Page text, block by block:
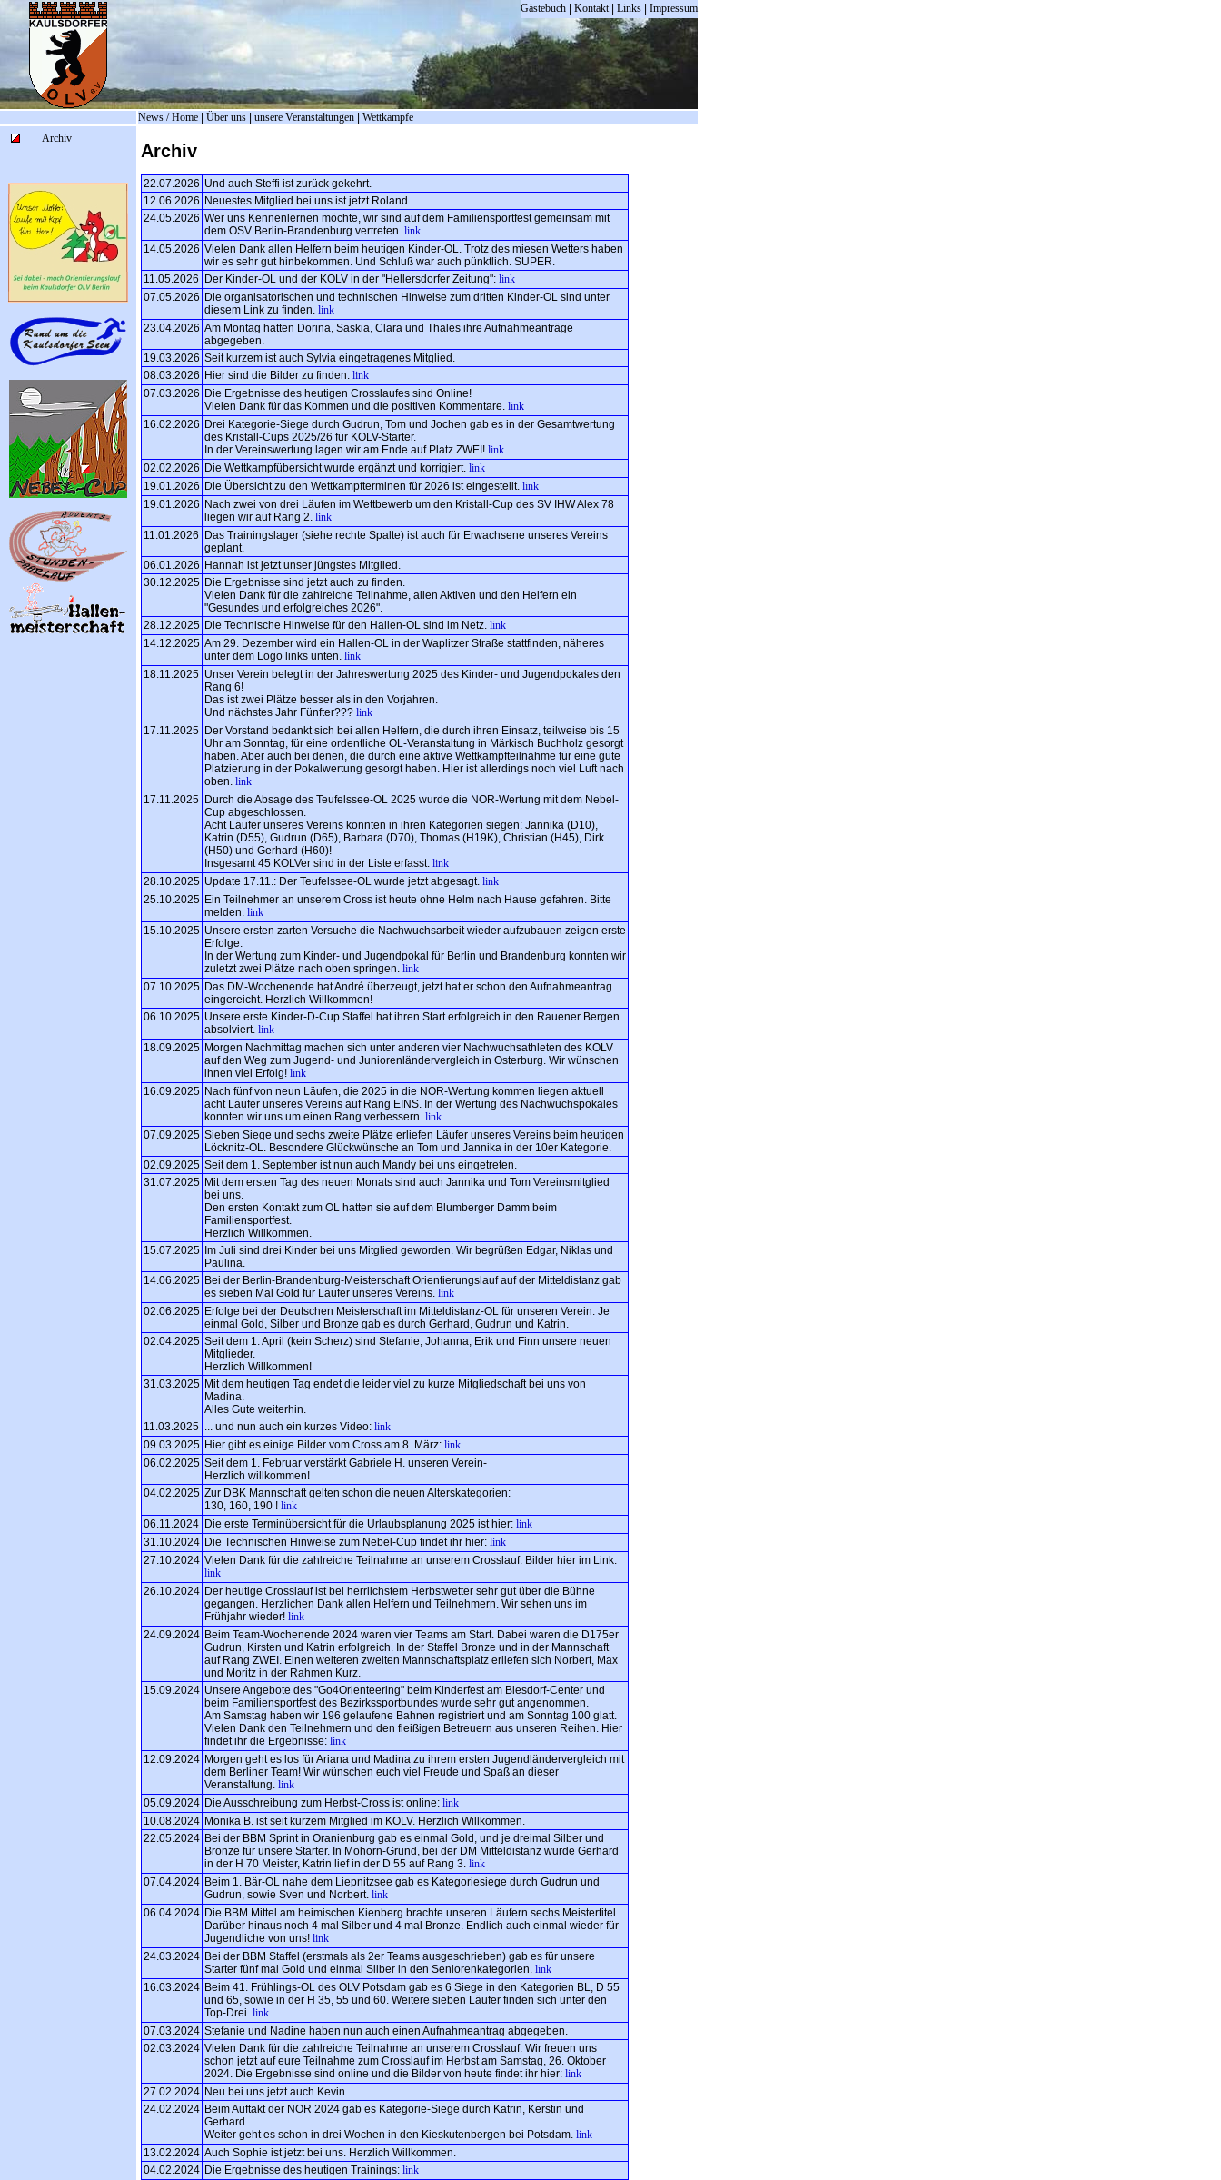
Gästebuch Kontakt| Links Impressum
News / Home Über uns unsere Veranstaltungen
Wettkämpfe
Archiv
Archiv
22.07.2026 Und auch Steffi ist zurück gekehrt.
12.06.2026 Neuestes Mitglied bei uns ist jetzt Roland.
24.05.2026 Wer uns Kennenlernen möchte, wir sind auf dem Familiensportfest gemeinsam mit
dem OSV Berlin-Brandenburg vertreten. link
14.05.2026 Vielen Dank allen Helfern beim heutigen Kinder-OL. Trotz des miesen Wetters haben
wir es sehr gut hinbekommen. Und Schluß war auch pünktlich. SUPER.
11.05.2026 Der Kinder-OL und der KOLV in der "Hellersdorfer Zeitung": link
07.05.2026 Die organisatorischen und technischen Hinweise zum dritten Kinder-OL sind unter
diesem Link zu finden. link
23.04.2026 Am Montag hatten Dorina, Saskia, Clara und Thales ihre Aufnahmeanträge
abgegeben.
19.03.2026 Seit kurzem ist auch Sylvia eingetragenes Mitglied.
08.03.2026 Hier sind die Bilder zu finden. link
07.03.2026 Die Ergebnisse des heutigen Crosslaufes sind Online!
Vielen Dank für das Kommen und die positiven Kommentare. link
16.02.2026 Drei Kategorie-Siege durch Gudrun, Tom und Jochen gab es in der Gesamtwertung
des Kristall-Cups 2025/26 für KOLV-Starter.
In der Vereinswertung lagen wir am Ende auf Platz ZWEI! link
02.02.2026 Die Wettkampfübersicht wurde ergänzt und korrigiert. link
19.01.2026 Die Übersicht zu den Wettkampfterminen für 2026 ist eingestellt. link
19.01.2026 Nach zwei von drei Läufen im Wettbewerb um den Kristall-Cup des SV IHW Alex 78
liegen wir auf Rang 2. link
11.01.2026 Das Trainingslager (siehe rechte Spalte) ist auch für Erwachsene unseres Vereins
geplant.
06.01.2026 Hannah ist jetzt unser jüngstes Mitglied.
30.12.2025 Die Ergebnisse sind jetzt auch zu finden.
Vielen Dank für die zahlreiche Teilnahme, allen Aktiven und den Helfern ein
"Gesundes und erfolgreiches 2026".
28.12.2025 Die Technische Hinweise für den Hallen-OL sind im Netz. link
14.12.2025 Am 29. Dezember wird ein Hallen-OL in der Waplitzer Straße stattfinden, näheres
unter dem Logo links unten. link
18.11.2025 Unser Verein belegt in der Jahreswertung 2025 des Kinder- und Jugendpokales den
Rang 6!
Das ist zwei Plätze besser als in den Vorjahren.
Und nächstes Jahr Fünfter??? link
17.11.2025 Der Vorstand bedankt sich bei allen Helfern, die durch ihren Einsatz, teilweise bis 15
Uhr am Sonntag, für eine ordentliche OL-Veranstaltung in Märkisch Buchholz gesorgt
haben. Aber auch bei denen, die durch eine aktive Wettkampfteilnahme für eine gute
Platzierung in der Pokalwertung gesorgt haben. Hier ist allerdings noch viel Luft nach
oben. link
17.11.2025 Durch die Absage des Teufelssee-OL 2025 wurde die NOR-Wertung mit dem Nebel-
Cup abgeschlossen.
Acht Läufer unseres Vereins konnten in ihren Kategorien siegen: Jannika (D10),
Katrin (D55), Gudrun (D65), Barbara (D70), Thomas (H19K), Christian (H45), Dirk
(H50) und Gerhard (H60)!
Insgesamt 45 KOLVer sind in der Liste erfasst. link
28.10.2025 Update 17.11.: Der Teufelssee-OL wurde jetzt abgesagt. link
25.10.2025 Ein Teilnehmer an unserem Cross ist heute ohne Helm nach Hause gefahren. Bitte
melden. link
15.10.2025 Unsere ersten zarten Versuche die Nachwuchsarbeit wieder aufzubauen zeigen erste
Erfolge.
In der Wertung zum Kinder- und Jugendpokal für Berlin und Brandenburg konnten wir
zuletzt zwei Plätze nach oben springen. link
07.10.2025 Das DM-Wochenende hat André überzeugt, jetzt hat er schon den Aufnahmeantrag
eingereicht. Herzlich Willkommen!
06.10.2025 Unsere erste Kinder-D-Cup Staffel hat ihren Start erfolgreich in den Rauener Bergen
absolviert. link
18.09.2025 Morgen Nachmittag machen sich unter anderen vier Nachwuchsathleten des KOLV
auf den Weg zum Jugend- und Juniorenländervergleich in Osterburg. Wir wünschen
ihnen viel Erfolg! link
16.09.2025 Nach fünf von neun Läufen, die 2025 in die NOR-Wertung kommen liegen aktuell
acht Läufer unseres Vereins auf Rang EINS. In der Wertung des Nachwuchspokales
konnten wir uns um einen Rang verbessern. link
07.09.2025 Sieben Siege und sechs zweite Plätze erliefen Läufer unseres Vereins beim heutigen
Löcknitz-OL. Besondere Glückwünsche an Tom und Jannika in der 10er Kategorie.
02.09.2025 Seit dem 1. September ist nun auch Mandy bei uns eingetreten.
31.07.2025 Mit dem ersten Tag des neuen Monats sind auch Jannika und Tom Vereinsmitglied
bei uns.
Den ersten Kontakt zum OL hatten sie auf dem Blumberger Damm beim
Familiensportfest.
Herzlich Willkommen.
15.07.2025 Im Juli sind drei Kinder bei uns Mitglied geworden. Wir begrüßen Edgar, Niklas und
Paulina.
14.06.2025 Bei der Berlin-Brandenburg-Meisterschaft Orientierungslauf auf der Mitteldistanz gab
es sieben Mal Gold für Läufer unseres Vereins. link
02.06.2025 Erfolge bei der Deutschen Meisterschaft im Mitteldistanz-OL für unseren Verein. Je
einmal Gold, Silber und Bronze gab es durch Gerhard, Gudrun und Katrin.
02.04.2025 Seit dem 1. April (kein Scherz) sind Stefanie, Johanna, Erik und Finn unsere neuen
Mitglieder.
Herzlich Willkommen!
31.03.2025 Mit dem heutigen Tag endet die leider viel zu kurze Mitgliedschaft bei uns von
Madina.
Alles Gute weiterhin.
11.03.2025
... und nun auch ein kurzes Video: link
09.03.2025 Hier gibt es einige Bilder vom Cross am 8. März: link
06.02.2025 Seit dem 1. Februar verstärkt Gabriele H. unseren Verein-
Herzlich willkommen!
04.02.2025 Zur DBK Mannschaft gelten schon die neuen Alterskategorien:
130, 160, 190 ! link
06.11.2024 Die erste Terminübersicht für die Urlaubsplanung 2025 ist hier: link
31.10.2024 Die Technischen Hinweise zum Nebel-Cup findet ihr hier: link
27.10.2024 Vielen Dank für die zahlreiche Teilnahme an unserem Crosslauf. Bilder hier im Link.
link
26.10.2024 Der heutige Crosslauf ist bei herrlichstem Herbstwetter sehr gut über die Bühne
gegangen. Herzlichen Dank allen Helfern und Teilnehmern. Wir sehen uns im
Frühjahr wieder! link
24.09.2024 Beim Team-Wochenende 2024 waren vier Teams am Start. Dabei waren die D175er
Gudrun, Kirsten und Katrin erfolgreich. In der Staffel Bronze und in der Mannschaft
auf Rang ZWEI. Einen weiteren zweiten Mannschaftsplatz erliefen sich Norbert, Max
und Moritz in der Rahmen Kurz.
15.09.2024 Unsere Angebote des "Go4Orienteering" beim Kinderfest am Biesdorf-Center und
beim Familiensportfest des Bezirkssportbundes wurde sehr gut angenommen.
Am Samstag haben wir 196 gelaufene Bahnen registriert und am Sonntag 100 glatt.
Vielen Dank den Teilnehmern und den fleißigen Betreuern aus unseren Reihen. Hier
findet ihr die Ergebnisse: link
12.09.2024 Morgen geht es los für Ariana und Madina zu ihrem ersten Jugendländervergleich mit
dem Berliner Team! Wir wünschen euch viel Freude und Spaß an dieser
Veranstaltung. link
05.09.2024 Die Ausschreibung zum Herbst-Cross ist online: link
10.08.2024 Monika B. ist seit kurzem Mitglied im KOLV. Herzlich Willkommen.
22.05.2024 Bei der BBM Sprint in Oranienburg gab es einmal Gold, und je dreimal Silber und
Bronze für unsere Starter. In Mohorn-Grund, bei der DM Mitteldistanz wurde Gerhard
in der H 70 Meister, Katrin lief in der D 55 auf Rang 3. link
07.04.2024 Beim 1. Bär-OL nahe dem Liepnitzsee gab es Kategoriesiege durch Gudrun und
Gudrun, sowie Sven und Norbert. link
06.04.2024 Die BBM Mittel am heimischen Kienberg brachte unseren Läufern sechs Meistertitel.
Darüber hinaus noch 4 mal Silber und 4 mal Bronze. Endlich auch einmal wieder für
Jugendliche von uns! link
24.03.2024 Bei der BBM Staffel (erstmals als 2er Teams ausgeschrieben) gab es für unsere
Starter fünf mal Gold und einmal Silber in den Seniorenkategorien. link
16.03.2024 Beim 41. Frühlings-OL des OLV Potsdam gab es 6 Siege in den Kategorien BL, D 55
und 65, sowie in der H 35, 55 und 60. Weitere sieben Läufer finden sich unter den
Top-Drei. link
07.03.2024 Stefanie und Nadine haben nun auch einen Aufnahmeantrag abgegeben.
02.03.2024 Vielen Dank für die zahlreiche Teilnahme an unserem Crosslauf. Wir freuen uns
schon jetzt auf eure Teilnahme zum Crosslauf im Herbst am Samstag, 26. Oktober
2024. Die Ergebnisse sind online und die Bilder von heute findet ihr hier: link
27.02.2024 Neu bei uns jetzt auch Kevin.
24.02.2024 Beim Auftakt der NOR 2024 gab es Kategorie-Siege durch Katrin, Kerstin und
Gerhard.
Weiter geht es schon in drei Wochen in den Kieskutenbergen bei Potsdam. link
13.02.2024 Auch Sophie ist jetzt bei uns. Herzlich Willkommen.
04.02.2024 Die Ergebnisse des heutigen Trainings: link